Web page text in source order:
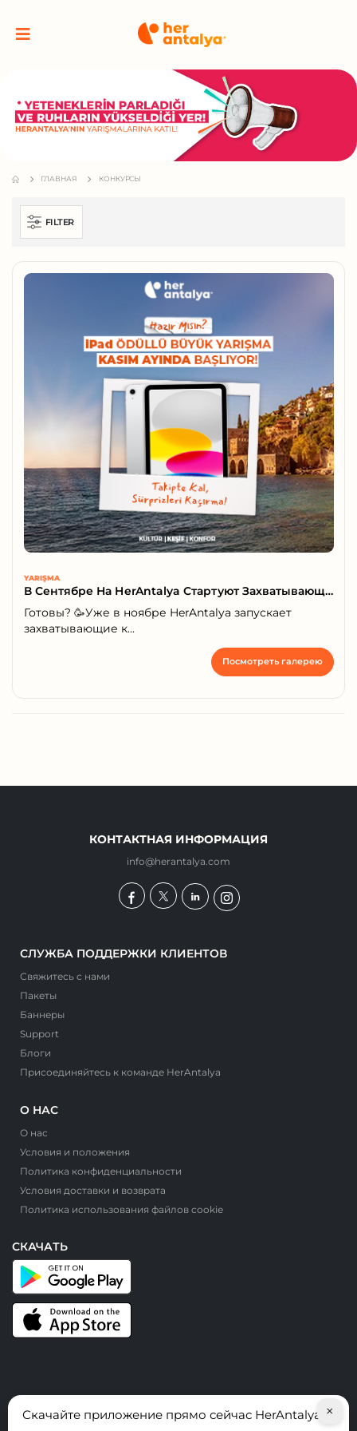
ГЛАВНАЯ КОНКУРСЫ
FILTER
YARIŞMA
В Сентябре На HerAntalya Стартуют Захватывающие Конкурсы
Готовы? 🥳Уже в ноябре HerAntalya запускает
захватывающие к...
Посмотреть галерею
КОНТАКТНАЯ ИНФОРМАЦИЯ
info@herantalya.com
СЛУЖБА ПОДДЕРЖКИ КЛИЕНТОВ
Свяжитесь с нами
Пакеты
Баннеры
Support
Блоги
Присоединяйтесь к команде HerAntalya
О НАС
О нас
Условия и положения
Политика конфиденциальности
Условия доставки и возврата
Политика использования файлов cookie
СКАЧАТЬ
© HerAntalya. 2026. Все права защищены
Скачайте приложение прямо сейчас HerAntalya ×